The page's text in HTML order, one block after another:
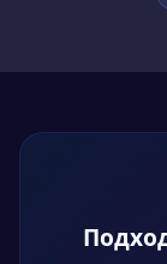
переплат.